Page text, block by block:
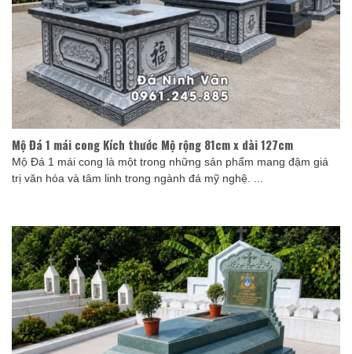
Mộ Đá 1 mái cong Kích thước Mộ rộng 81cm x dài 127cm
Mộ Đá 1 mái cong là một trong những sản phẩm mang đậm giá
trị văn hóa và tâm linh trong ngành đá mỹ nghệ. ...